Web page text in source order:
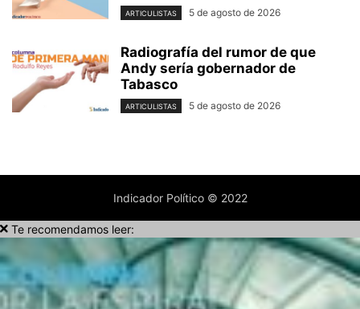
ARTICULISTAS 5 de agosto de 2026
Radiografía del rumor de que
Andy sería gobernador de
Tabasco
ARTICULISTAS 5 de agosto de 2026
Indicador Político © 2022
Te recomendamos leer: